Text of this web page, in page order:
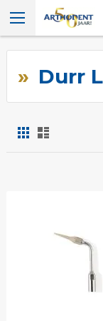
Durr
Foto-
tabel